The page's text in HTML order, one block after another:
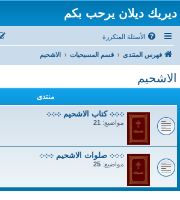
ديريك ديلان يرحب بكم
الأسئلة المتكررة
فهرس المنتدى قسم المسيحيات الاشحيم
الاشحيم
منتدى
܀܀܀ كتاب الاشحيم ܀܀܀
مواضيع: 21
܀܀܀ صلوات الاشحيم ܀܀܀
مواضيع: 25